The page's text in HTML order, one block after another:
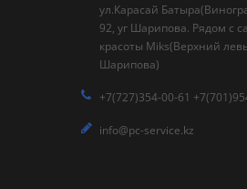
ул.Карасай
92, уг Шарипова. Рядом с
красоты Miks(Верхний
Шарипова)
+7(727)354-00-61
info@pc-service.kz